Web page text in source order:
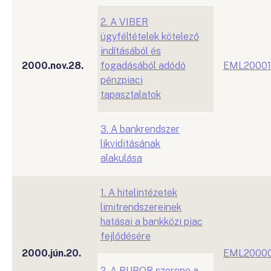
2000.nov.28.
2. A VIBER
ügyféltételek kötelező
indításából és
fogadásából adódó
pénzpiaci
tapasztalatok
3. A bankrendszer
likviditásának
alakulása
2000.jún.20.
1. A hitelintézetek
limitrendszereinek
hatásai a bankközi piac
fejlődésére